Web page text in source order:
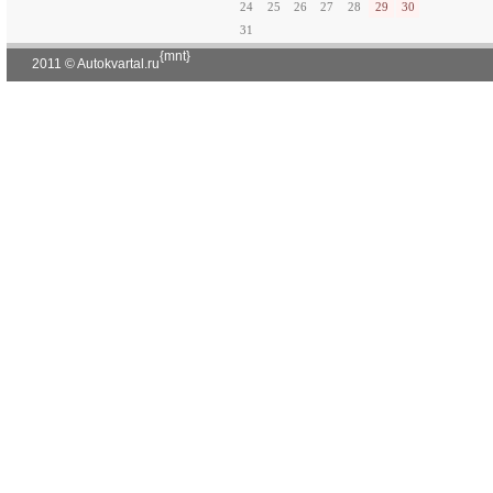
24
25 26 27 28 29
30
31
2011 © Autokvartal.ru{mnt}